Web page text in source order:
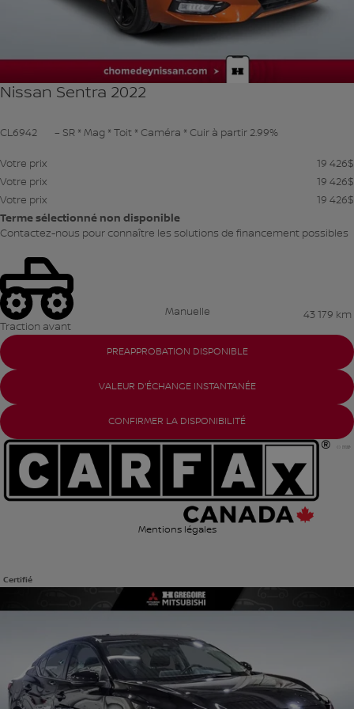
Nissan Sentra 2022
CL6942 – SR * Mag * Toit * Caméra * Cuir à partir 2.99%
Votre prix 19 426$
Votre prix
19 426$
Votre prix
19 426$
Terme sélectionné non disponible
Contactez-nous pour connaître les solutions de financement possibles
Traction avant
Manuelle 43 179 km
PREAPPROBATION DISPONIBLE
VALEUR D'ÉCHANGE INSTANTANÉE
CONFIRMER LA DISPONIBILITÉ
Mentions légales
Certifié
Afficher 24 images en plus